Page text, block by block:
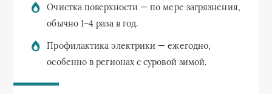
Очистка поверхности — по мере загрязнения,
обычно 1–4 раза в год.
Профилактика электрики — ежегодно,
особенно в регионах с суровой зимой.